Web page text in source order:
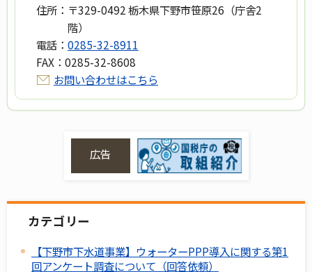
住所： 〒329-0492 栃木県下野市笹原26（庁舎2
階）
電話： 0285-32-8911
FAX： 0285-32-8608
お問い合わせはこちら
広告
カテゴリー
【下野市下水道事業】ウォーターPPP導入に関する第1
回アンケート調査について（回答依頼）